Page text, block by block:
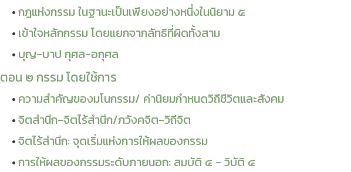
กฎแห่งกรรม ในฐานะเป็นเพียงอย่างหนึ่งในนิยาม ๕
เข้าใจหลักกรรม โดยแยกจากลัทธิที่ผิดทั้งสาม
บุญ-บาป กุศล-อกุศล
ตอน ๒ กรรม โดยใช้การ
ความสำคัญของมโนกรรม/ ค่านิยมกำหนดวิถีชีวิตและสังคม
จิตสำนึก-จิตไร้สำนึก/ภวังคจิต-วิถีจิต
จิตไร้สำนึก: จุดเริ่มแห่งการให้ผลของกรรม
การให้ผลของกรรมระดับภายนอก: สมบัติ ๔ - วิบัติ ๔